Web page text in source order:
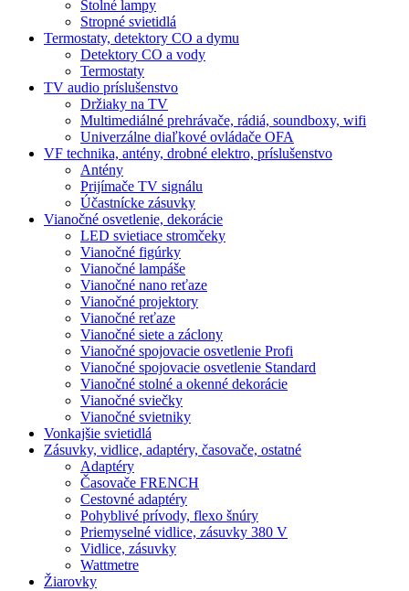
Stolné lampy
Stropné svietidlá
Termostaty, detektory CO a dymu
Detektory CO a vody
Termostaty
TV audio príslušenstvo
Držiaky na TV
Multimediálné prehrávače, rádiá, soundboxy, wifi
Univerzálne diaľkové ovládače OFA
VF technika, antény, drobné elektro, príslušenstvo
Antény
Prijímače TV signálu
Účastnícke zásuvky
Vianočné osvetlenie, dekorácie
LED svietiace stromčeky
Vianočné figúrky
Vianočné lampáše
Vianočné nano reťaze
Vianočné projektory
Vianočné reťaze
Vianočné siete a záclony
Vianočné spojovacie osvetlenie Profi
Vianočné spojovacie osvetlenie Standard
Vianočné stolné a okenné dekorácie
Vianočné sviečky
Vianočné svietniky
Vonkajšie svietidlá
Zásuvky, vidlice, adaptéry, časovače, ostatné
Adaptéry
Časovače FRENCH
Cestovné adaptéry
Pohyblivé prívody, flexo šnúry
Priemyselné vidlice, zásuvky 380 V
Vidlice, zásuvky
Wattmetre
Žiarovky